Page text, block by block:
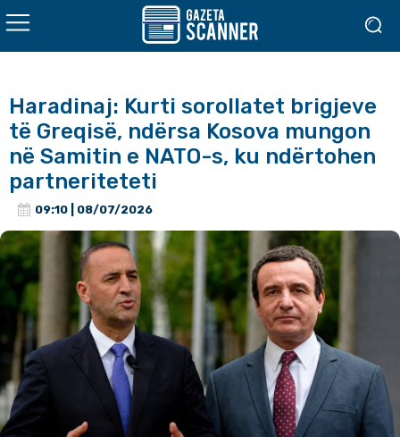
Haradinaj: Kurti sorollatet brigjeve
të Greqisë, ndërsa Kosova mungon
në Samitin e NATO-s, ku ndërtohen
partneriteteti
09:10 | 08/07/2026